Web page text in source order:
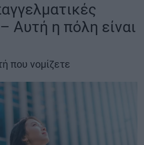
- ΗΛΕΚΤΡΟΚΙΝΗΣΗ
Αυτή η πόλη είναι
που νομίζετε